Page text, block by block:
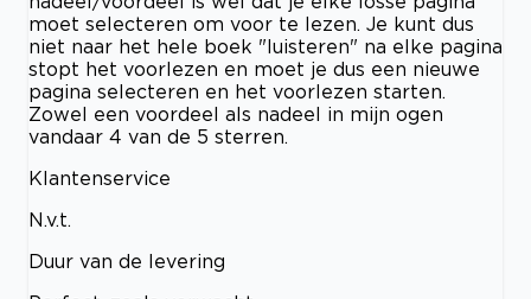
moet selecteren om voor te lezen. Je kunt dus
niet naar het hele boek "luisteren" na elke pagina
stopt het voorlezen en moet je dus een nieuwe
pagina selecteren en het voorlezen starten.
Zowel een voordeel als nadeel in mijn ogen
vandaar 4 van de 5 sterren.
Klantenservice
N.v.t.
Duur van de levering